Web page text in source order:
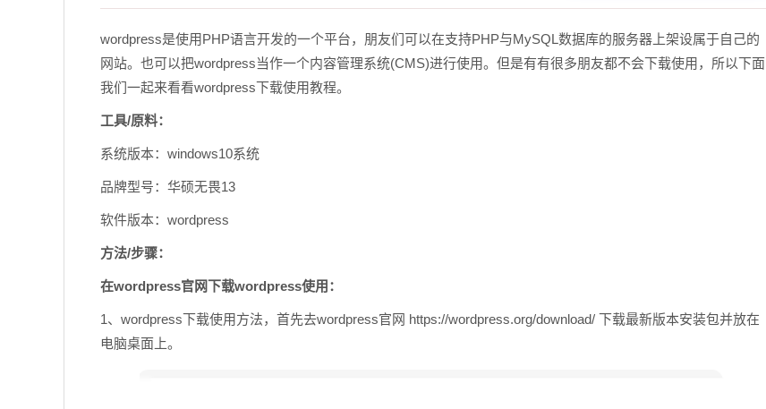
wordpress是使用PHP语言开发的一个平台，朋友们可以在支持PHP与MySQL数据库的服务器上架设属于自己的
网站。也可以把wordpress当作一个内容管理系统(CMS)进行使用。但是有有很多朋友都不会下载使用，所以下面
我们一起来看看wordpress下载使用教程。
工具/原料：
系统版本：windows10系统
品牌型号：华硕无畏13
软件版本：wordpress
方法/步骤：
在wordpress官网下载wordpress使用：
1、wordpress下载使用方法，首先去wordpress官网 https://wordpress.org/download/ 下载最新版本安装包并放在
电脑桌面上。